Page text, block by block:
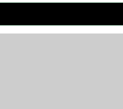
cadeaux lui iront